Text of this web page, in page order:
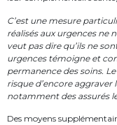
C’est une mesure
réalisés aux urgences ne
veut pas dire qu’ils ne
urgences témoigne et
permanence des soins.
risque d’encore
notamment des assurés
Des moyens